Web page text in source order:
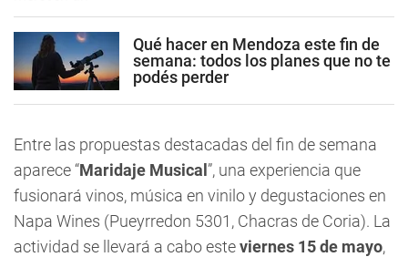
Qué hacer en Mendoza este fin de
semana: todos los planes que no te
podés perder
Entre las propuestas destacadas del fin de semana
aparece “Maridaje Musical ”, una experiencia que
fusionará vinos, música en vinilo y degustaciones en
Napa Wines (Pueyrredon 5301, Chacras de Coria). La
actividad se llevará a cabo esteviernes 15 de mayo,